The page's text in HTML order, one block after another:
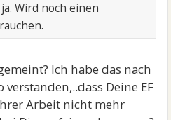
Wird noch einen
Ich habe das nach
Deine EF
Arbeit nicht mehr